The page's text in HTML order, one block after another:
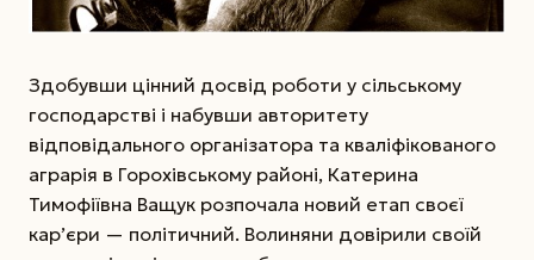
Здобувши цінний досвід роботи у сільському
господарстві і набувши авторитету
відповідального організатора та кваліфікованого
аграрія в Горохівському районі, Катерина
Тимофіївна Ващук розпочала новий етап своєї
кар’єри — політичний. Волиняни довірили своїй